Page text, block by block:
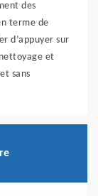
des
terme de
d’appuyer sur
et
sans